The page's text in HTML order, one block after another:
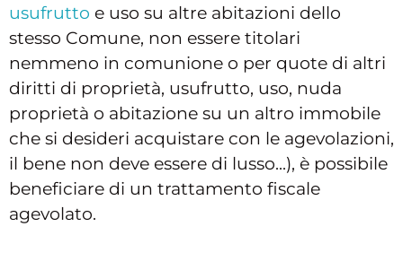
usufrutto e uso su altre abitazioni dello
stesso Comune, non essere titolari
nemmeno in comunione o per quote di altri
diritti di proprietà, usufrutto, uso, nuda
proprietà o abitazione su un altro immobile
che si desideri acquistare con le agevolazioni,
il bene non deve essere di lusso...), è possibile
beneficiare di un trattamento fiscale
agevolato.